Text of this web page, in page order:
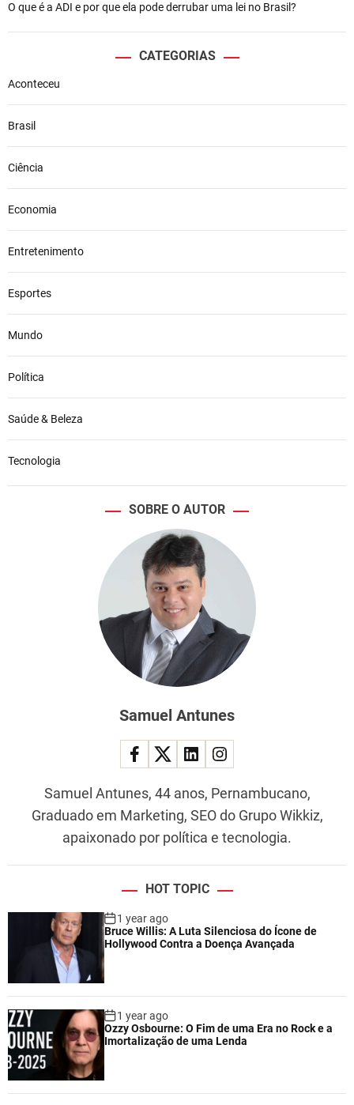
O que é a ADI e por que ela pode derrubar uma lei no Brasil?
CATEGORIAS
Aconteceu
Brasil
Ciência
Economia
Entretenimento
Esportes
Mundo
Política
Saúde & Beleza
Tecnologia
SOBRE O AUTOR
Samuel Antunes
Samuel Antunes, 44 anos, Pernambucano,
Graduado em Marketing, SEO do Grupo Wikkiz,
apaixonado por política e tecnologia.
HOT TOPIC
1 year ago
Bruce Willis: A Luta Silenciosa do Ícone de
Hollywood Contra a Doença Avançada
1 year ago
Ozzy Osbourne: O Fim de uma Era no Rock e a
Imortalização de uma Lenda